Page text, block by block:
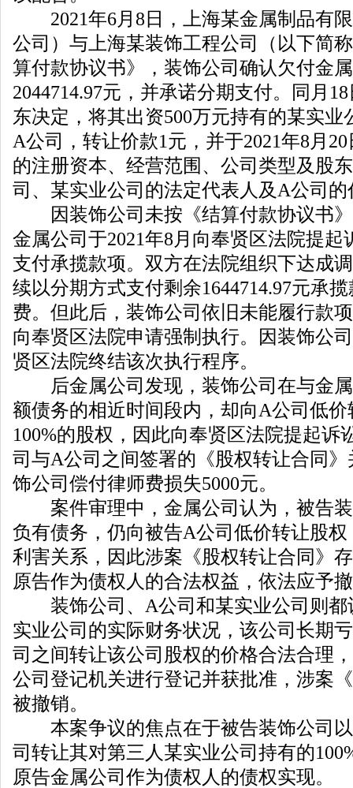
2021年6月8日，上海某金属制品有
公司）与上海某装饰工程公司（以下简
算付款协议书》，装饰公司确认欠付金
2044714.97元，并承诺分期支付。同月
东决定，将其出资500万元持有的某实业
A公司，转让价款1元，并于2021年8月
的注册资本、经营范围、公司类型及股
司、某实业公司的法定代表人及A公司
因装饰公司未按《结算付款协议书》
金属公司于2021年8月向奉贤区法院提起
支付承揽款项。双方在法院组织下达成
续以分期方式支付剩余1644714.97元承
费。但此后，装饰公司依旧未能履行款
向奉贤区法院申请强制执行。因装饰公
贤区法院终结该次执行程序。
后金属公司发现，装饰公司在与金属
额债务的相近时间段内，却向A公司低
100%的股权，因此向奉贤区法院提起诉
司与A公司之间签署的《股权转让合同
饰公司偿付律师费损失5000元。
案件审理中，金属公司认为，被告装
负有债务，仍向被告A公司低价转让股
利害关系，因此涉案《股权转让合同》
原告作为债权人的合法权益，依法应予
装饰公司、A公司和某实业公司则都
实业公司的实际财务状况，该公司长期
司之间转让该公司股权的价格合法合理
公司登记机关进行登记并获批准，涉案
被撤销。
本案争议的焦点在于被告装饰公司以
司转让其对第三人某实业公司持有的
原告金属公司作为债权人的债权实现。